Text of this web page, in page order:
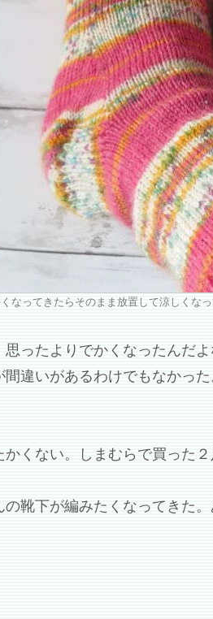
なってきたらそのまま放置して涼しくな
思ったよりでかくなったんだ
間違いがあるわけでもなかっ
かくない。しまむらで買った
靴下が編みたくなってきた。